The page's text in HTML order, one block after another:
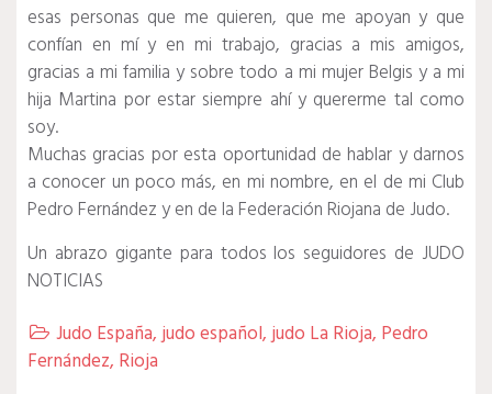
esas personas que me quieren, que me apoyan y que
confían en mí y en mi trabajo, gracias a mis amigos,
gracias a mi familia y sobre todo a mi mujer Belgis y a mi
hija Martina por estar siempre ahí y quererme tal como
soy.
Muchas gracias por esta oportunidad de hablar y darnos
a conocer un poco más, en mi nombre, en el de mi Club
Pedro Fernández y en de la Federación Riojana de Judo.
Un abrazo gigante para todos los seguidores de JUDO
NOTICIAS
 Judo España,judo español,judo La Rioja, Pedro
Fernández, Rioja